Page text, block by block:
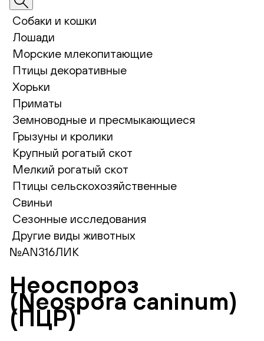
Собаки и кошки
Лошади
Морские млекопитающие
Птицы декоративные
Хорьки
Приматы
Земноводные и пресмыкающиеся
Грызуны и кролики
Крупный рогатый скот
Мелкий рогатый скот
Птицы сельскохозяйственные
Свиньи
Сезонные исследования
Другие виды животных
№AN316ЛИК
Неоспороз
(Neospora caninum)
(ПЦР)